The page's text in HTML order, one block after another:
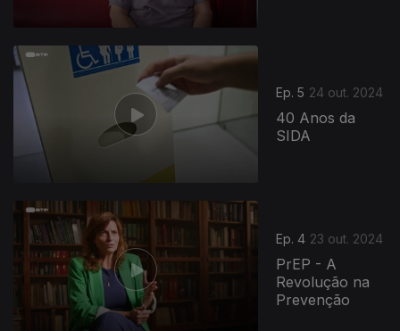
Ep. 5 24 out. 2024
40 Anos da
SIDA
Ep. 4 23 out. 2024
PrEP - A
Revolução na
Prevenção